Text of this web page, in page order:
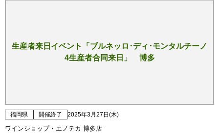
生産者来日イベント「ブルネッロ･ディ･モンタルチーノ
4生産者合同来日」 博多
福岡県 開催終了 2025年3月27日(木)
ワインショップ・エノテカ 博多店